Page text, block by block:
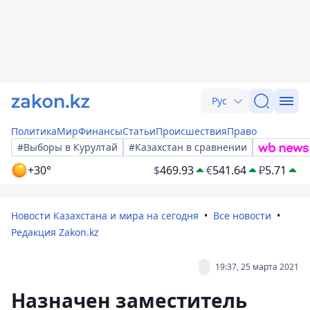
Рус
ПолитикаМирФинансыСтатьиПроисшествияПраво
#Выборы в Курултай
#Казахстан в сравнении
+30° $469.93 €541.64 ₽5.71
Новости Казахстана и мира на сегодня
Все новости
Редакция Zakon.kz
19:37, 25 марта 2021
Назначен заместитель